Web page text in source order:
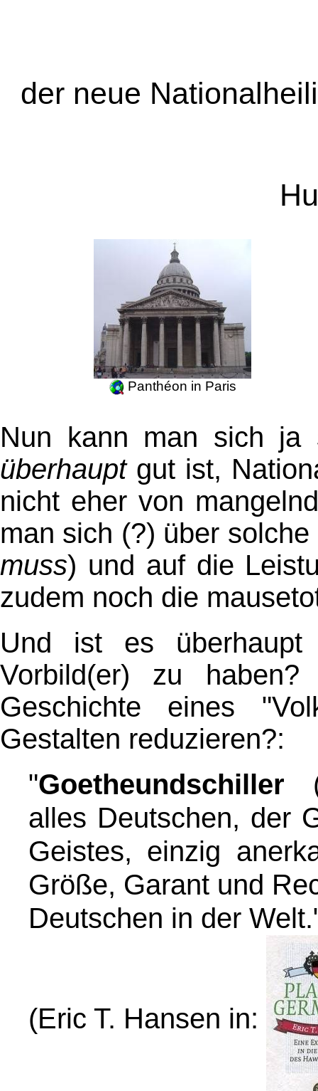
der neue
Panthéon in Paris
Nun kann man sich ja
überhauptgut ist,
nicht eher von
man sich (?) über
muss) und auf die
zudem noch die
Und ist es
Vorbild(er) zu
Geschichte eines
Gestalten reduzieren?:
"Goetheundschiller
alles Deutschen, der
Geistes, einzig
Größe, Garant und
Deutschen in der
(Eric T. Hansen in: